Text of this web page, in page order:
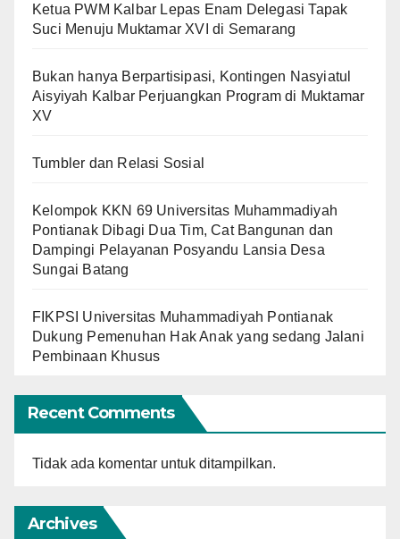
Ketua PWM Kalbar Lepas Enam Delegasi Tapak
Suci Menuju Muktamar XVI di Semarang
Bukan hanya Berpartisipasi, Kontingen Nasyiatul
Aisyiyah Kalbar Perjuangkan Program di Muktamar
XV
Tumbler dan Relasi Sosial
Kelompok KKN 69 Universitas Muhammadiyah
Pontianak Dibagi Dua Tim, Cat Bangunan dan
Dampingi Pelayanan Posyandu Lansia Desa
Sungai Batang
FIKPSI Universitas Muhammadiyah Pontianak
Dukung Pemenuhan Hak Anak yang sedang Jalani
Pembinaan Khusus
Recent Comments
Tidak ada komentar untuk ditampilkan.
Archives